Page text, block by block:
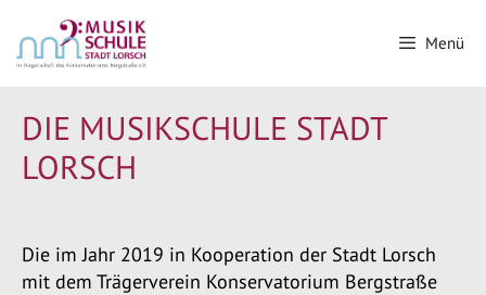
Menü
DIE MUSIKSCHULE STADT
LORSCH
Die im Jahr 2019 in Kooperation der Stadt Lorsch
mit dem Trägerverein Konservatorium Bergstraße